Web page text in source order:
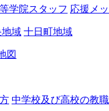
学院スタッフ 応援メ
地域 十日町地域
図
中学校及び高校の教